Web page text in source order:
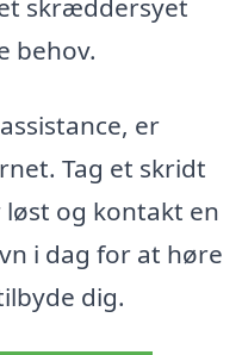
skræddersyet
behov.
er
Tag et skridt
og kontakt en
i dag for at høre
dig.